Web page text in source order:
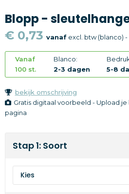
Textiel
Thema
Merken
Blopp -
€ 0,73 vanafexcl. btw (blanco) -
Vanaf
100 st.
Blanco:
2-3 dagen
5-8
bekijk omschrijving
Gratis digitaal voorbeeld - Upload
pagina
Stap 1: Soort